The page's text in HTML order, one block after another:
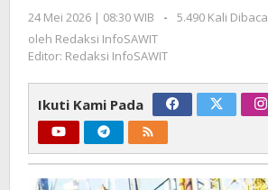
Perkuat
Tapi
Berisiko
Eksekusi
24 Mei 2026 | 08:30 WIB
oleh
InfoSAWIT
-
5.490 Kali Dibaca
oleh Redaksi InfoSAWIT
Editor: Redaksi InfoSAWIT
Ikuti Kami Pada